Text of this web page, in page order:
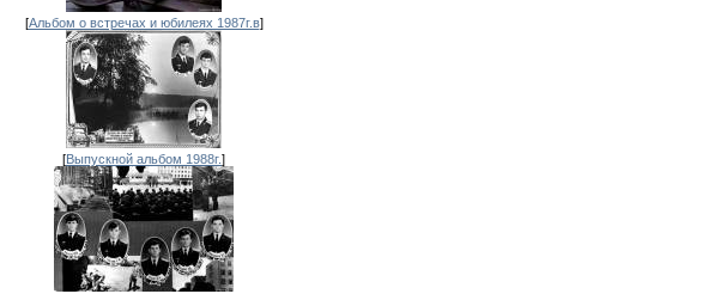
[Альбом о встречах и юбилеях 1987г.в]
[Выпускной альбом 1988г.]